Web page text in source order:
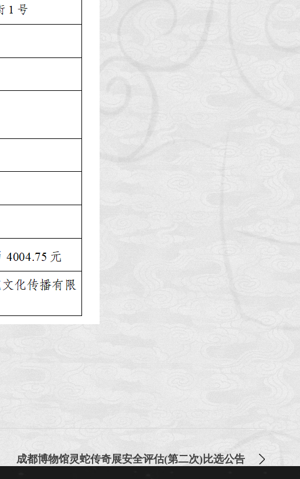
成都博物馆灵蛇传奇展安全评估(第二次)比选公告